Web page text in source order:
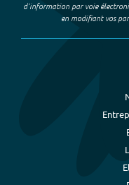
d’information par voie
en modifiant vos